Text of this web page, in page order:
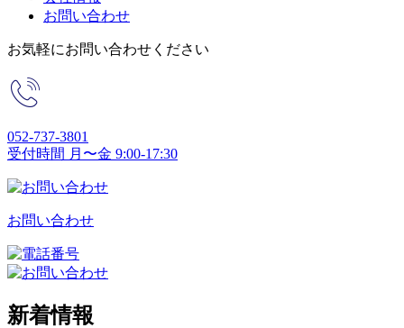
お問い合わせ
お気軽にお問い合わせください
052-737-3801
受付時間 月〜金 9:00-17:30
お問い合わせ
新着情報